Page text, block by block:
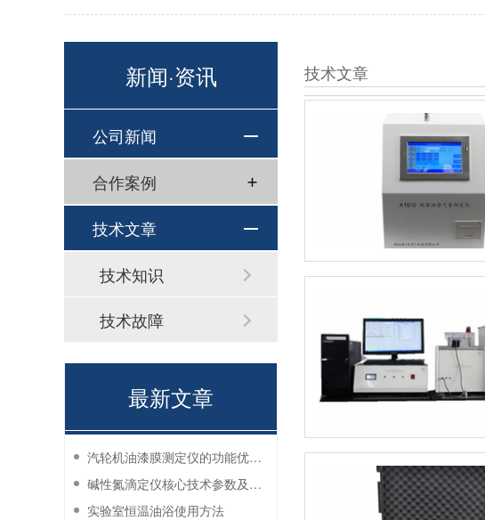
技术文章
新闻·资讯
公司新闻
合作案例
技术文章
技术知识
技术故障
最新文章
汽轮机油漆膜测定仪的功能优势有哪些？
碱性氮滴定仪核心技术参数及应用说明
实验室恒温油浴使用方法